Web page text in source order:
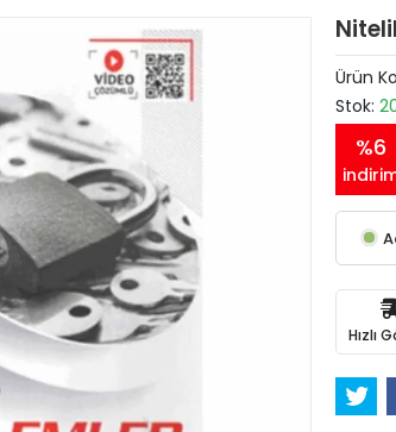
Ürün
Stok:
%6
Hızlı